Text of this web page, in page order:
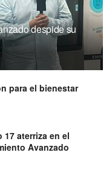
despide su
para el bienestar
aterriza en el
Avanzado